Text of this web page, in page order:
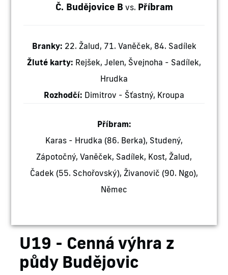
Č. Budějovice B vs. Příbram
Branky: 22. Žalud, 71. Vaněček, 84. Sadílek
Žluté karty: Rejšek, Jelen, Švejnoha - Sadílek,
Hrudka
Rozhodčí: Dimitrov - Šťastný, Kroupa
Příbram:
Karas - Hrudka (86. Berka), Studený,
Zápotočný, Vaněček, Sadílek, Kost, Žalud,
Čadek (55. Schořovský), Živanovič (90. Ngo),
Němec
U19 - Cenná výhra z
půdy Budějovic